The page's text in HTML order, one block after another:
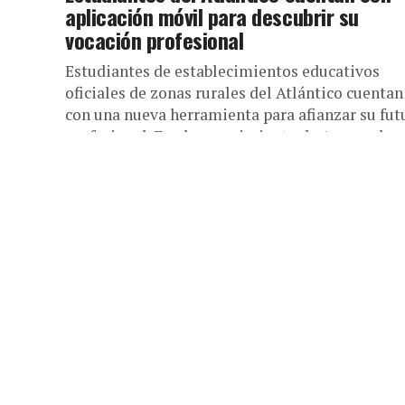
aplicación móvil para descubrir su
vocación profesional
Estudiantes de establecimientos educativos
oficiales de zonas rurales del Atlántico cuentan
con una nueva herramienta para afianzar su
profesional. En el corregimiento de Arroyo de...